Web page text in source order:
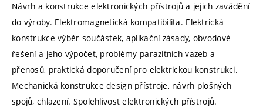
Návrh a konstrukce elektronických přístrojů a jejich zavádění
do výroby. Elektromagnetická kompatibilita. Elektrická
konstrukce výběr součástek, aplikační zásady, obvodové
řešení a jeho výpočet, problémy parazitních vazeb a
přenosů, praktická doporučení pro elektrickou konstrukci.
Mechanická konstrukce design přístroje, návrh plošných
spojů, chlazení. Spolehlivost elektronických přístrojů.